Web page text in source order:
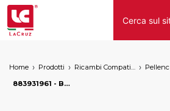
Home Prodotti Ricambi Compatibili per Vendemmiatrici a Marchio Pellenc
883931961 - Bavetta anteriore testata Pellenc STD, markets: []string{"A", "B", "AU"}